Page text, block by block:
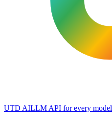
UTD AILLM API for every model